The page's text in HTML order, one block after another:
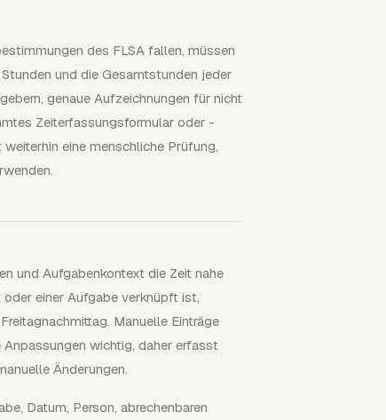
des FLSA fallen, müssen
und die Gesamtstunden jeder
genaue Aufzeichnungen für nicht
Zeiterfassungsformular oder -
eine menschliche Prüfung,
und Aufgabenkontext die Zeit nahe
einer Aufgabe verknüpft ist,
Manuelle Einträge
wichtig, daher erfasst
Änderungen.
Datum, Person, abrechenbaren